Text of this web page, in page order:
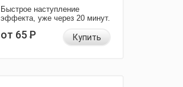
Быстрое наступление
эффекта, уже через 20 минут.
от 65Р Купить